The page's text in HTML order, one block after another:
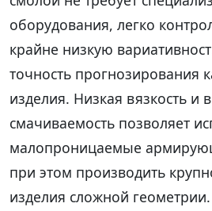
оборудования, легко
крайне низкую
точность прогнозирования
изделия. Низкая вязкость и
смачиваемость позволяет
малопроницаемые
при этом производить
изделия сложной